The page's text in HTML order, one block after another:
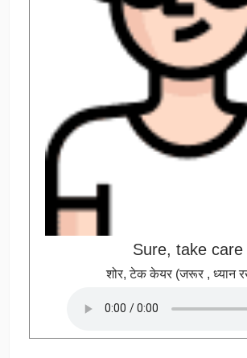
Sure, take care
शोर, टेक केयर (जरूर , ध्यान